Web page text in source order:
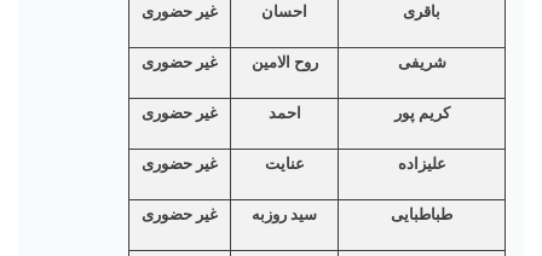
باقری احسان غیر حضوری
شریفی روح الامين غیر حضوری
کریم پور احمد غیر حضوری
علیزاده عنایت غیر حضوری
طباطبایی سيد روزبه غیر حضوری